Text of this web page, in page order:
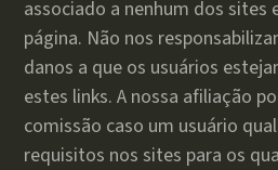
associado a nenhum dos sites
página. Não nos
danos a que os usuários
estes links. A nossa afiliação
comissão caso um usuário
requisitos nos sites para os